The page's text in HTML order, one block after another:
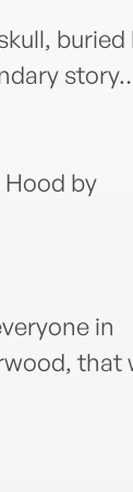
buried
by
in
that